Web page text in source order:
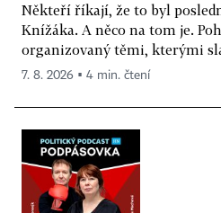
Někteří říkají, že to byl
Knížáka. A něco na tom je.
organizovaný těmi, kterými
7. 8. 2026 ▪ 4 min. čtení